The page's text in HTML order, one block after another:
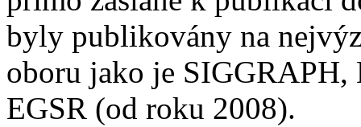
byly publikovány na
oboru jako je
EGSR (od roku 2008).